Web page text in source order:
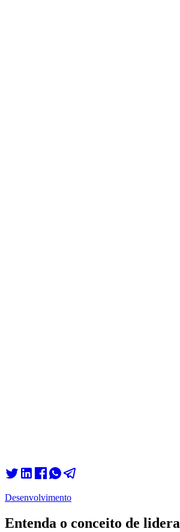
Desenvolvimento
Entenda o conceito de